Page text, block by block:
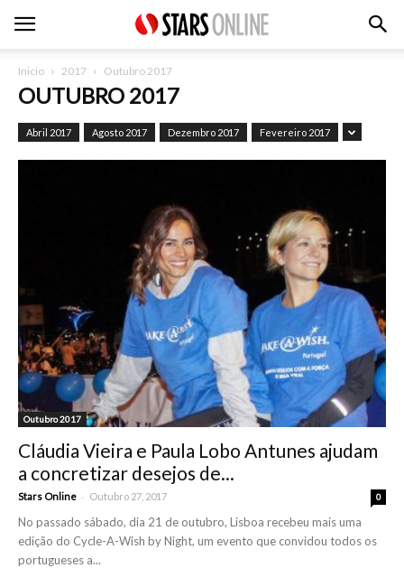
Inicio 2017 Outubro 2017
OUTUBRO 2017
Abril 2017 Agosto 2017 Dezembro 2017 Fevereiro 2017
Outubro 2017
Cláudia Vieira e Paula Lobo Antunes ajudam
a concretizar desejos de...
Stars Online - Outubro 27, 2017 0
No passado sábado, dia 21 de outubro, Lisboa recebeu mais uma
edição do Cycle-A-Wish by Night, um evento que convidou todos os
portugueses a...